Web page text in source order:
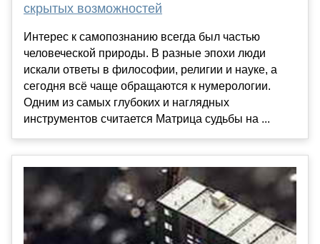
скрытых возможностей
Интерес к самопознанию всегда был частью
человеческой природы. В разные эпохи люди
искали ответы в философии, религии и науке, а
сегодня всё чаще обращаются к нумерологии.
Одним из самых глубоких и наглядных
инструментов считается Матрица судьбы на ...